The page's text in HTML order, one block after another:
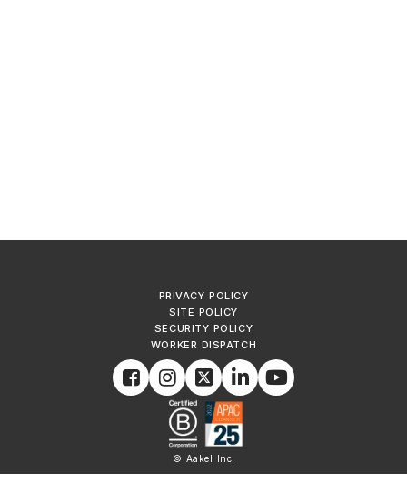
PRIVACY POLICY
SITE POLICY
SECURITY POLICY
WORKER DISPATCH
© Aakel Inc.